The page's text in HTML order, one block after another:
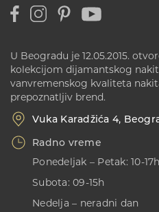
U Beogradu je 12.05.2015.
kolekcijom dijamantskog
vanvremenskog kvaliteta
prepoznatljiv brend.
Vuka Karadžića 4,
Radno vreme
Ponedeljak – Petak: 10-17h
Subota: 09-15h
Nedelja – neradni dan